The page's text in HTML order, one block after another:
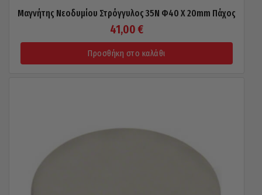
Μαγνήτης Νεοδυμίου Στρόγγυλος 35N Φ40 X 20mm Πάχος
41,00 €
Προσθήκη στο καλάθι